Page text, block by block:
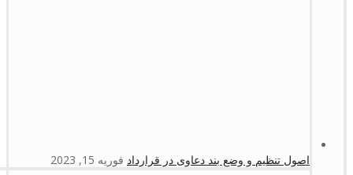
اصول تنظیم و وضع بند دعاوی در قرارداد فوریه 15, 2023